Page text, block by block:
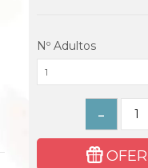
Nº Adultos
1
-